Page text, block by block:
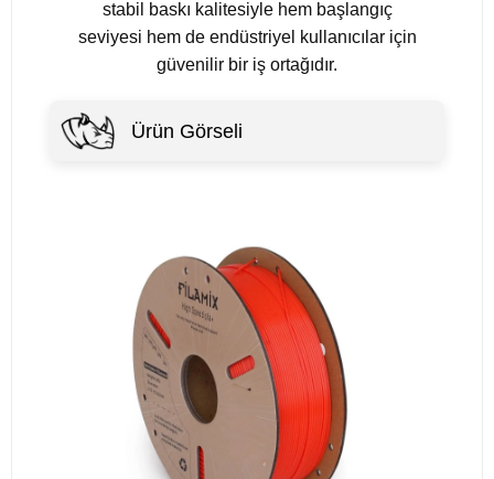
stabil baskı kalitesiyle hem başlangıç
seviyesi hem de endüstriyel kullanıcılar için
güvenilir bir iş ortağıdır.
Ürün Görseli